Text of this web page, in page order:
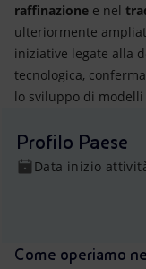
raffinazione e nel
ulteriormente
iniziative legate alla
tecnologica,
lo sviluppo di
Profilo Paese
Data inizio
Come operiamo